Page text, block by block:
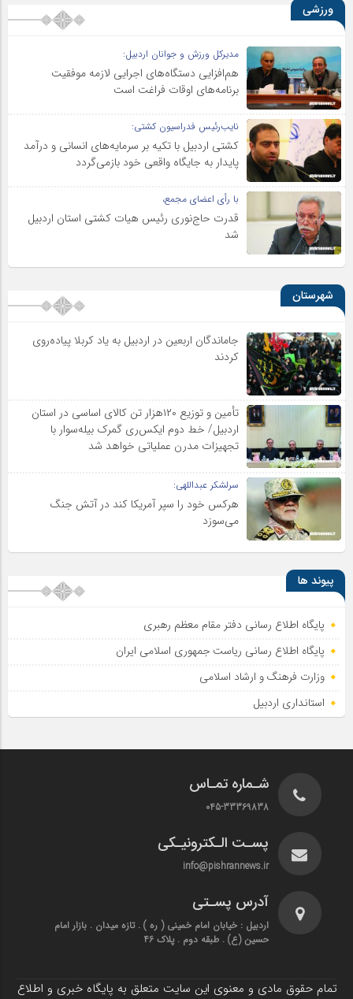
ورزشی
مدیرکل ورزش و جوانان اردبیل:
هم‌افزایی دستگاه‌های اجرایی لازمه موفقیت
برنامه‌های اوقات فراغت است
نایب‌رئیس فدراسیون کشتی:
کشتی اردبیل با تکیه بر سرمایه‌های انسانی و درآمد
پایدار به جایگاه واقعی خود بازمی‌گردد
با رأی اعضای مجمع،
قدرت حاج‌نوری رئیس هیات کشتی استان اردبیل
شد
شهرستان
جاماندگان اربعین در اردبیل به یاد کربلا پیاده‌روی
کردند
تأمین و توزیع ۱۲۰هزار تن کالای اساسی در استان
اردبیل/ خط دوم ایکس‌ری گمرک بیله‌سوار با
تجهیزات مدرن عملیاتی خواهد شد
سرلشکر عبداللهی:
هرکس خود را سپر آمریکا کند در آتش جنگ
می‌سوزد
پیوند ها
پایگاه اطلاع رسانی دفتر مقام معظم رهبری
پایگاه اطلاع‌ رسانی ریاست‌ جمهوری اسلامی ایران
وزارت فرهنگ و ارشاد اسلامی
استانداری اردبیل
شـماره تمـاس
045-33369838
پسـت الـکترونیـکی
info@pishrannews.ir
آدرس پسـتی
اردبیل : خیابان امام خمینی ( ره ) . تازه میدان . بازار امام
حسین (ع) . طبقه دوم . پلاک 46
تمام حقوق مادی و معنوی این سایت متعلق به پایگاه خبری و اطلاع